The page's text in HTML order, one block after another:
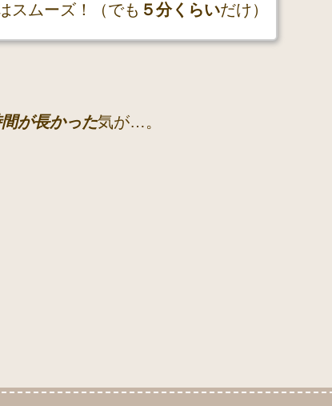
スムーズ！（でも ５分くらいだけ）
が長かった気が…。